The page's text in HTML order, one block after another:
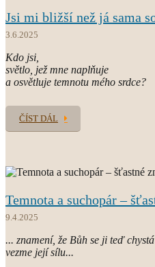
Jsi mi bližší než já sama
3.6.2025
Kdo jsi,
světlo, jež mne naplňuje
a osvětluje temnotu mého srdce?
ČÍST DÁL
Temnota a suchopár –
9.4.2025
... znamení, že Bůh se ji teď
vezme její sílu...